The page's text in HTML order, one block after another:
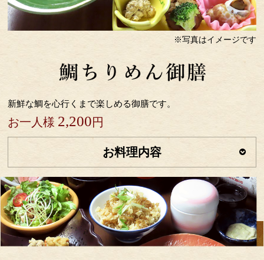
※写真はイメージです
新鮮な鯛を心行くまで楽しめる御膳です。
お一人様 2,200円
お料理内容